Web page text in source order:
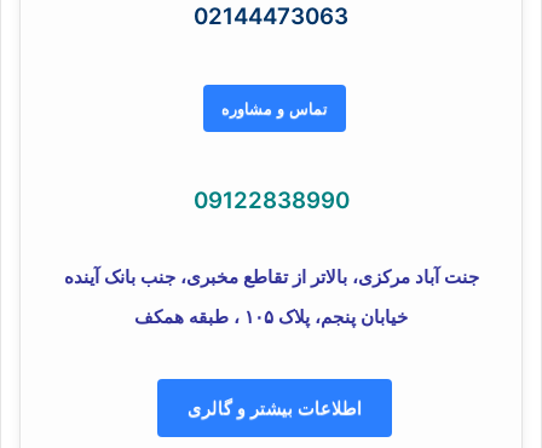
02144473063
تماس و مشاوره
09122838990
جنت آباد مرکزی، بالاتر از تقاطع مخبری، جنب بانک آینده
خیابان پنجم، پلاک ۱۰۵ ، طبقه همکف
اطلاعات بیشتر و گالری